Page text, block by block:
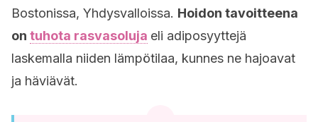
Bostonissa, Yhdysvalloissa. Hoidon tavoitteena
on tuhota rasvasoluja eli adiposyyttejä
laskemalla niiden lämpötilaa, kunnes ne hajoavat
ja häviävät.